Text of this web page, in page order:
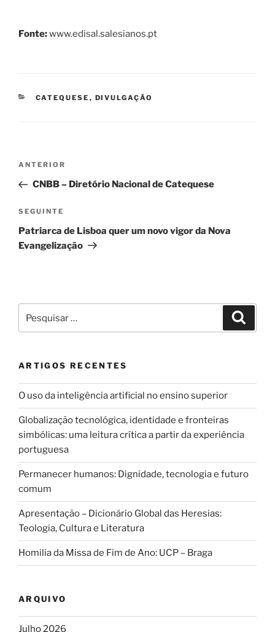
Fonte:www.edisal.salesianos.pt
CATEGORIAS
CATEQUESE , DIVULGAÇÃO
Navegação
artigos
Conteúdo
anterior
ANTERIOR
CNBB – Diretório Nacional de Catequese
Conteúdo
seguinte
SEGUINTE
Patriarca de Lisboa quer um novo vigor da Nova
Evangelização
por:
ARTIGOS RECENTES
O uso da inteligência artificial no ensino superior
Globalização tecnológica, identidade e fronteiras
simbólicas: uma leitura crítica a partir da experiência
portuguesa
Permanecer humanos: Dignidade, tecnologia e futuro
comum
Apresentação – Dicionário Global das Heresias:
Teologia, Cultura e Literatura
Homilia da Missa de Fim de Ano: UCP – Braga
ARQUIVO
Julho 2026